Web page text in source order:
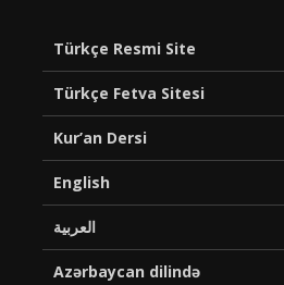
Türkçe Resmi Site
Türkçe Fetva Sitesi
Kur’an Dersi
English
العربية
Azərbaycan dilində